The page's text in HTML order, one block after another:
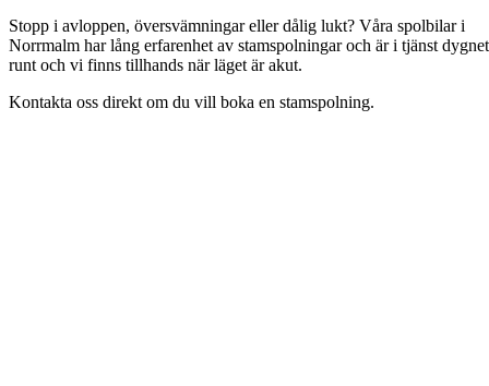
Stopp i avloppen, översvämningar eller dålig lukt? Våra spolbilar i
Norrmalm har lång erfarenhet av stamspolningar och är i tjänst dygnet
runt och vi finns tillhands när läget är akut.
Kontakta oss direkt om du vill boka en stamspolning.